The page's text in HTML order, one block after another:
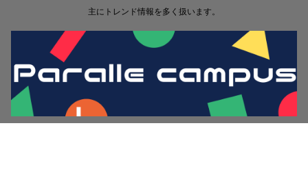
主にトレンド情報を多く扱います。